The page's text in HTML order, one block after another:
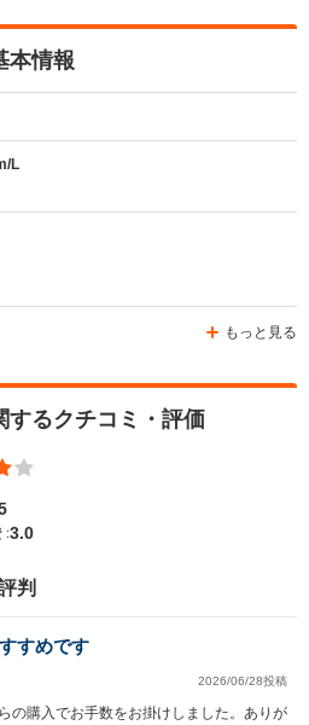
本情報
L
もっと見る
するクチコミ・評価
:3.0
判
すめです
2026/06/28投稿
の購入でお手数をお掛けしました。ありが